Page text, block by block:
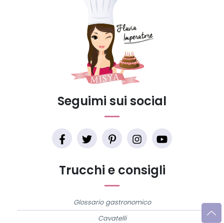
Trucchi e consigli
Glossario gastronomico
Cavatelli
Seguimi sui social